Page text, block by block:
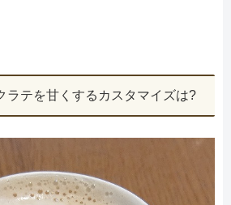
ラテを甘くするカスタマイズは?